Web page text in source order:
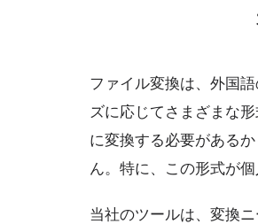
ファイル変換は、外国
ズに応じてさまざまな
に変換する必要がある
ん。特に、この形式が
当社のツールは、変換